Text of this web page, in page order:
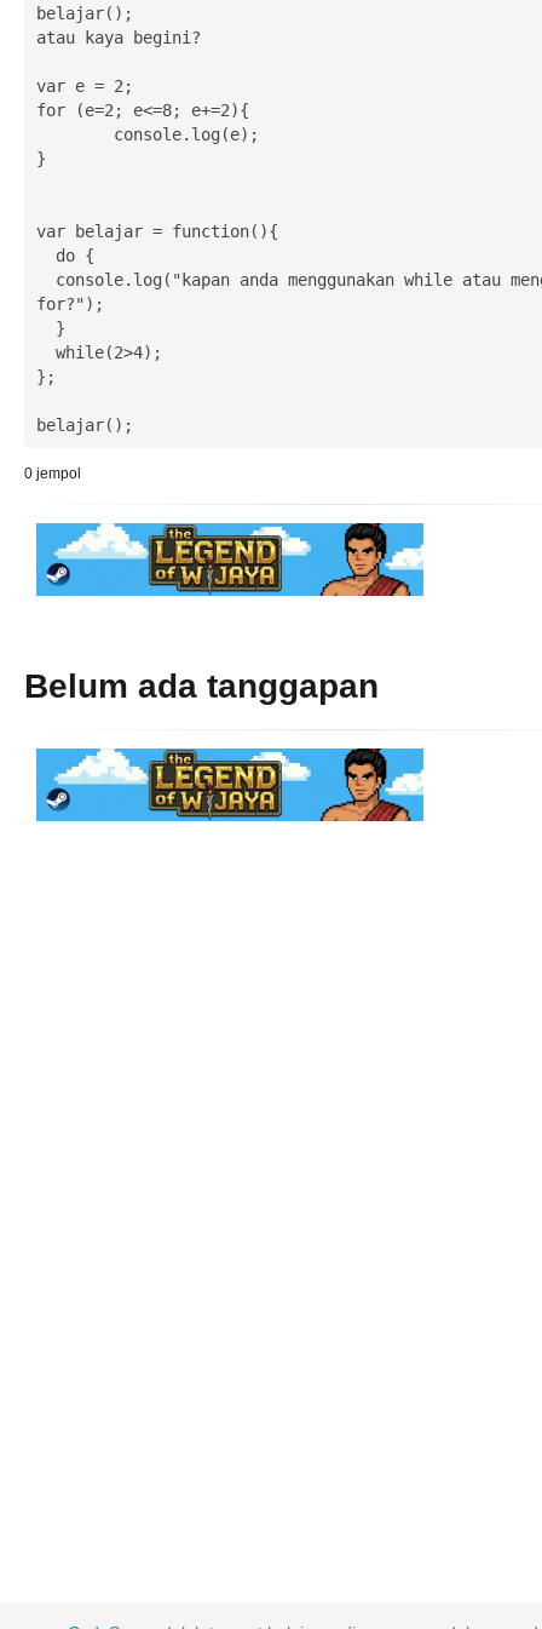
belajar();
atau kaya begini?
var e = 2;
for (e=2; e<=8; e+=2){
}
var belajar = function(){
for?");
};
belajar();
0 jempol
Belum ada tanggapan